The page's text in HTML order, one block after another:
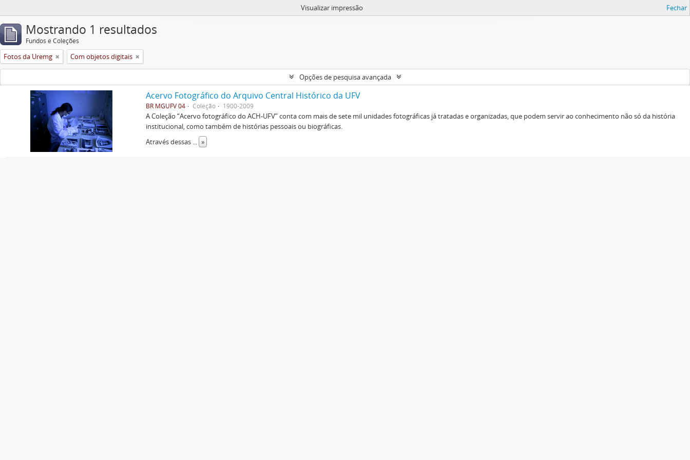
Visualizar impressão Fechar
Mostrando 1 resultados
Fundos e Coleções
Fotos da Uremg Com objetos digitais
Opções de pesquisa avançada
Acervo Fotográfico do Arquivo Central Histórico da UFV
BR MGUFV 04 Coleção 1900-2009
A Coleção “Acervo fotográfico do ACH-UFV” conta com mais de sete mil unidades fotográficas já tratadas e organizadas, que podem servir ao conhecimento não só da história
institucional, como também de histórias pessoais ou biográficas.
Através dessas ... »